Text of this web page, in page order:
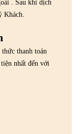
. Sau khi dịch
Khách.
thanh toán
nhất đến với